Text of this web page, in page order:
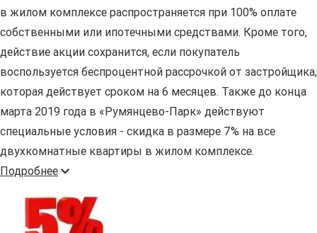
в жилом комплексе распространяется при 100% оплате
собственными или ипотечными средствами. Кроме того,
действие акции сохранится, если покупатель
воспользуется беспроцентной рассрочкой от застройщика,
которая действует сроком на 6 месяцев. Также до конца
марта 2019 года в «Румянцево-Парк» действуют
специальные условия - скидка в размере 7% на все
двухкомнатные квартиры в жилом комплексе.
Подробнее